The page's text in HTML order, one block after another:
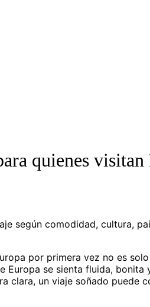
quienes
según comodidad, cultura,
por primera vez no es
se sienta fluida, bonita
clara, un viaje soñado puede